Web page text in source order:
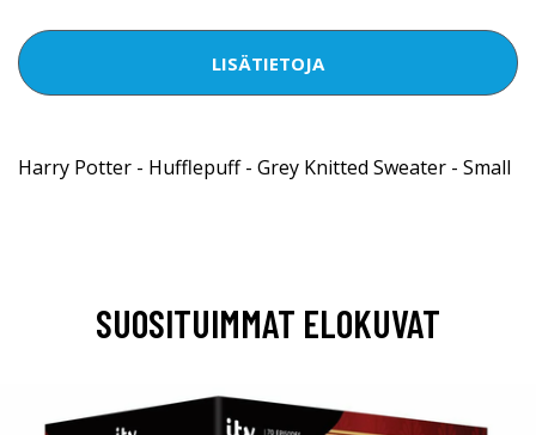
LISÄTIETOJA
Harry Potter - Hufflepuff - Grey Knitted Sweater - Small
SUOSITUIMMAT ELOKUVAT